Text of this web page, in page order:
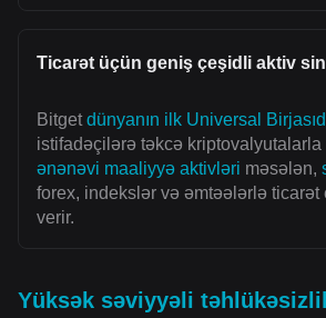
Ticarət üçün geniş çeşidli aktiv
Bitget dünyanın ilk Universal
istifadəçilərə təkcə kriptovalyutalarla
ənənəvi maaliyyə aktivləri məsələn,
forex, indekslər və əmtəələrlə ticarət
verir.
Yüksək səviyyəli